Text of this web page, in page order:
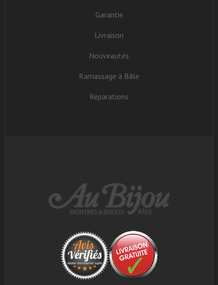
Garantie
Livraison
Nouveautés
Ramassage à Bâle
Réparations